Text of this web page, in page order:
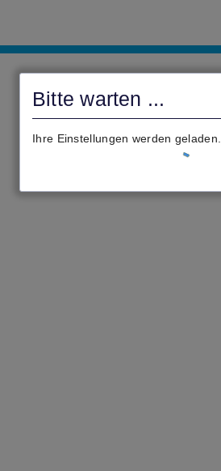
Bitte warten ...
Ihre Einstellungen werden geladen.
civento